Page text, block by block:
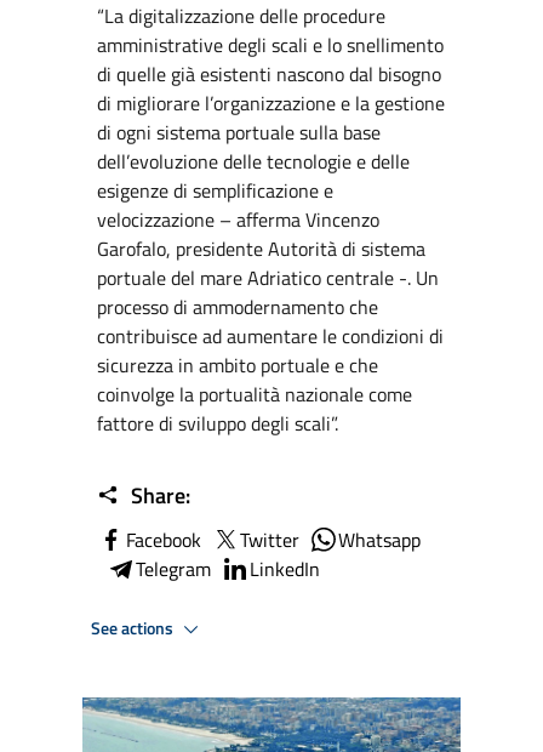
“La digitalizzazione delle procedure
amministrative degli scali e lo snellimento
di quelle già esistenti nascono dal bisogno
di migliorare l’organizzazione e la gestione
di ogni sistema portuale sulla base
dell’evoluzione delle tecnologie e delle
esigenze di semplificazione e
velocizzazione – afferma Vincenzo
Garofalo, presidente Autorità di sistema
portuale del mare Adriatico centrale -. Un
processo di ammodernamento che
contribuisce ad aumentare le condizioni di
sicurezza in ambito portuale e che
coinvolge la portualità nazionale come
fattore di sviluppo degli scali”.
Share:
Facebook Twitter
Whatsapp
Telegram
LinkedIn
See actions